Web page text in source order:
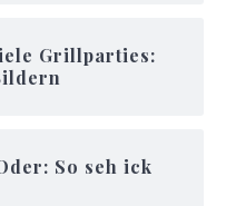
Grillparties:
So seh ick